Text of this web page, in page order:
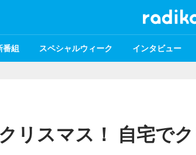
番組 スペシャルウィーク インタビュー
リスマス！ 自宅で